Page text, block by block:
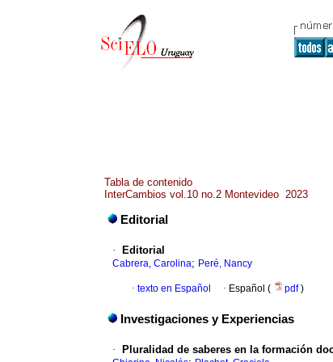
Tabla de contenido
InterCambios vol.10 no.2 Montevideo 2023
Editorial
· Editorial
Cabrera, Carolina; Peré, Nancy
· texto en Español · Español ( pdf)
Investigaciones y Experiencias
· Pluralidad de saberes en la formación